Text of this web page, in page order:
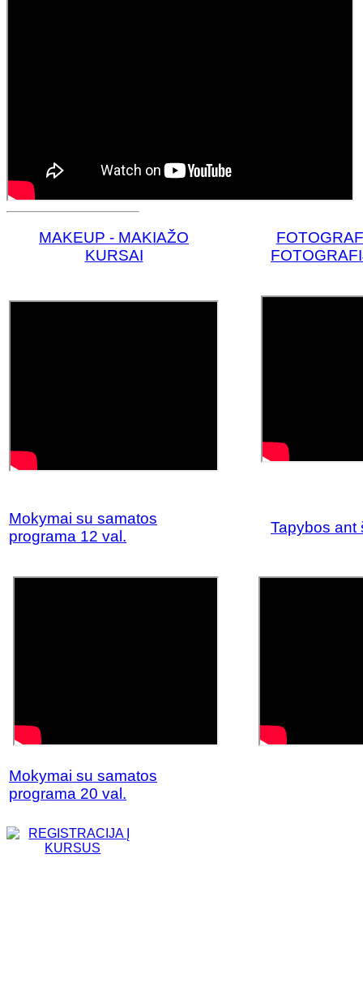
MAKEUP - MAKIAŽO
KURSAI
Mokymai su samatos
programa 12 val.
Tapybos ant
Mokymai su samatos
programa 20 val.